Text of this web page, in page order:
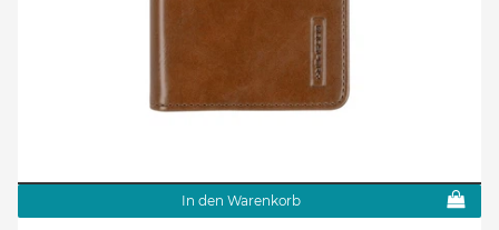
In den Warenkorb